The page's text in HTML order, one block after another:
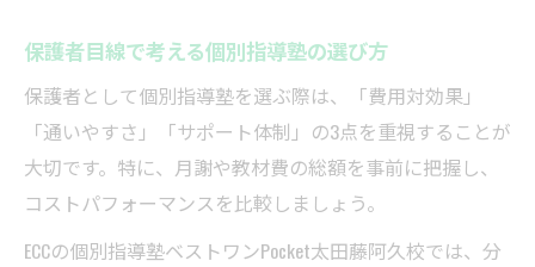
保護者目線で考える個別指導塾の選び方
保護者として個別指導塾を選ぶ際は、「費用対効果」
「通いやすさ」「サポート体制」の3点を重視することが
大切です。特に、月謝や教材費の総額を事前に把握し、
コストパフォーマンスを比較しましょう。
ECCの個別指導塾ベストワンPocket太田藤阿久校では、分